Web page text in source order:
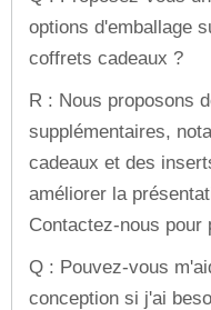
options d'emballage
coffrets cadeaux ?
R : Nous proposons
supplémentaires,
cadeaux et des
améliorer la
Contactez-nous pour
Q : Pouvez-vous
conception si j'ai